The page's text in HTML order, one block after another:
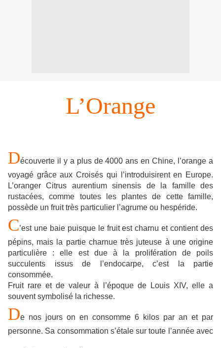
L’Orange
Découverte il y a plus de 4000 ans en Chine, l’orange a
voyagé grâce aux Croisés qui l’introduisirent en Europe.
L’oranger Citrus aurentium sinensis de la famille des
rustacées, comme toutes les plantes de cette famille,
possède un fruit très particulier l’agrume ou hespéride.
C’est une baie puisque le fruit est charnu et contient des
pépins, mais la partie charnue très juteuse à une origine
particulière : elle est due à la prolifération de poils
succulents issus de l’endocarpe, c’est la partie
consommée.
Fruit rare et de valeur à l’époque de Louis XIV, elle a
souvent symbolisé la richesse.
De nos jours on en consomme 6 kilos par an et par
personne. Sa consommation s’étale sur toute l’année avec